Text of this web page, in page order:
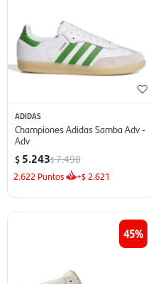
ADIDAS
Championes Adidas Samba Adv -
Adv
$ 5.243$7.490
2.622 Puntos +$ 2.621
45